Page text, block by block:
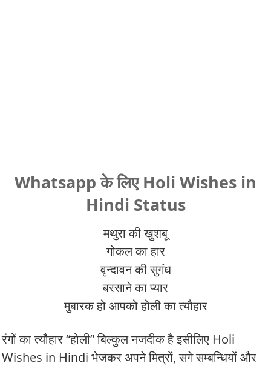
Whatsapp के लिए Holi Wishes in
Hindi Status
मथुरा की खुशबू
गोकल का हार
वृन्दावन की सुगंध
बरसाने का प्यार
मुबारक हो आपको होली का त्यौहार
रंगों का त्यौहार “होली” बिल्कुल नजदीक है इसीलिए Holi
Wishes in Hindi भेजकर अपने मित्रों, सगे सम्बन्धियों और